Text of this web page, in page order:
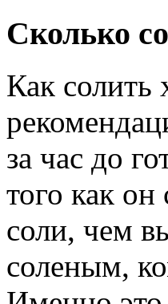
Сколько
Как солить
за час до
того как
соли, чем
соленым,